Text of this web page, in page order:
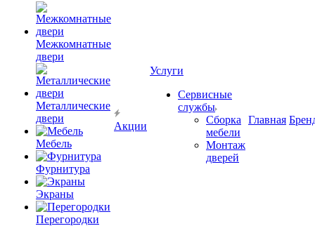
Межкомнатные
двери
Металлические
двери
Мебель
Фурнитура
Экраны
Перегородки
Акции
Услуги
Сервисные
службы
Сборка
мебели
Монтаж
дверей
Главная